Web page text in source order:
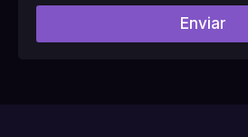
p
#
Enviar